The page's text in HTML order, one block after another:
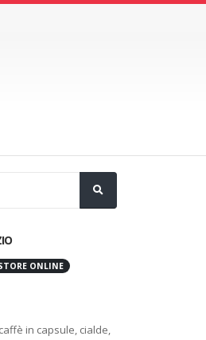
ONLINE
in capsule, cialde,